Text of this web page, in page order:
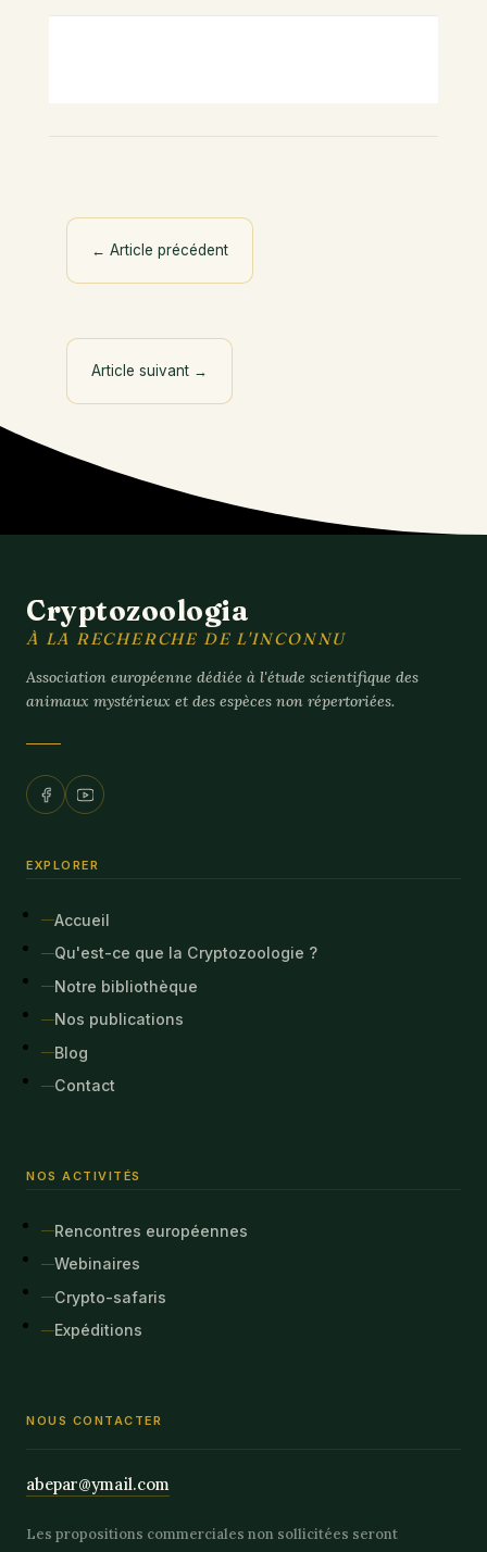
← Article précédent
Article suivant→
Cryptozoologia
À LA RECHERCHE DE L'INCONNU
Association européenne dédiée à l'étude scientifique des
animaux mystérieux et des espèces non répertoriées.
EXPLORER
Accueil
Qu'est-ce que la Cryptozoologie ?
Notre bibliothèque
Nos publications
Blog
Contact
NOS ACTIVITÉS
Rencontres européennes
Webinaires
Crypto-safaris
Expéditions
NOUS CONTACTER
abepar@ymail.com
Les propositions commerciales non sollicitées seront